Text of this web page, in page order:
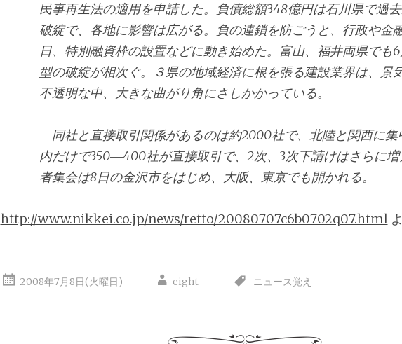
民事再生法の適用を申請した。負債総額348億円は石川県で過
破綻で、各地に影響は広がる。負の連鎖を防ごうと、行政や金
日、特別融資枠の設置などに動き始めた。富山、福井両県でも
型の破綻が相次ぐ。３県の地域経済に根を張る建設業界は、景
不透明な中、大きな曲がり角にさしかかっている。
同社と直接取引関係があるのは約2000社で、北陸と関西に集
内だけで350―400社が直接取引で、2次、3次下請けはさらに
者集会は8日の金沢市をはじめ、大阪、東京でも開かれる。
http://www.nikkei.co.jp/news/retto/20080707c6b0702q07.html
2008年7月8日(火曜日) eight ニュース覚え